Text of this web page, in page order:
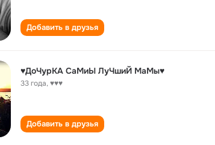
Добавить в друзья
♥ДоЧурКА СаМиЫ ЛуЧшиЙ МаМы♥
33 года,♥♥♥
Добавить в друзья